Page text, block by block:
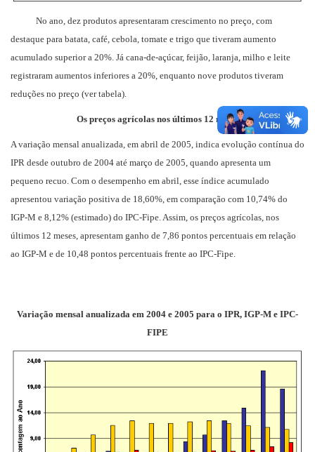
No ano, dez produtos apresentaram crescimento no preço, com
destaque para batata, café, cebola, tomate e trigo que tiveram aumento
acumulado superior a 20%. Já cana-de-açúcar, feijão, laranja, milho e leite
registraram aumentos inferiores a 20%, enquanto nove produtos tiveram
reduções no preço (ver tabela).
Os preços agrícolas nos últimos 12 meses
A variação mensal anualizada, em abril de 2005, indica evolução contínua do
IPR desde outubro de 2004 até março de 2005, quando apresenta um
pequeno recuo. Com o desempenho em abril, esse índice acumulado
apresentou variação positiva de 18,60%, em comparação com 10,74% do
IGP-M e 8,12% (estimado) do IPC-Fipe. Assim, os preços agrícolas, nos
últimos 12 meses, apresentam ganho de 7,86 pontos percentuais em relação
ao IGP-M e de 10,48 pontos percentuais frente ao IPC-Fipe.
Variação mensal anualizada em 2004 e 2005 para o IPR, IGP-M e IPC-
FIPE